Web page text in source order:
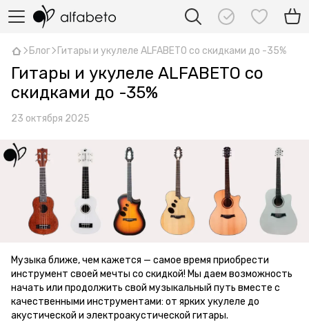
Блог Гитары и укулеле ALFABETO со скидками до -35%
Гитары и укулеле ALFABETO со
скидками до -35%
23 октября 2025
Музыка ближе, чем кажется — самое время приобрести
инструмент своей мечты со скидкой! Мы даем возможность
начать или продолжить свой музыкальный путь вместе с
качественными инструментами: от ярких укулеле до
акустической и электроакустической гитары.